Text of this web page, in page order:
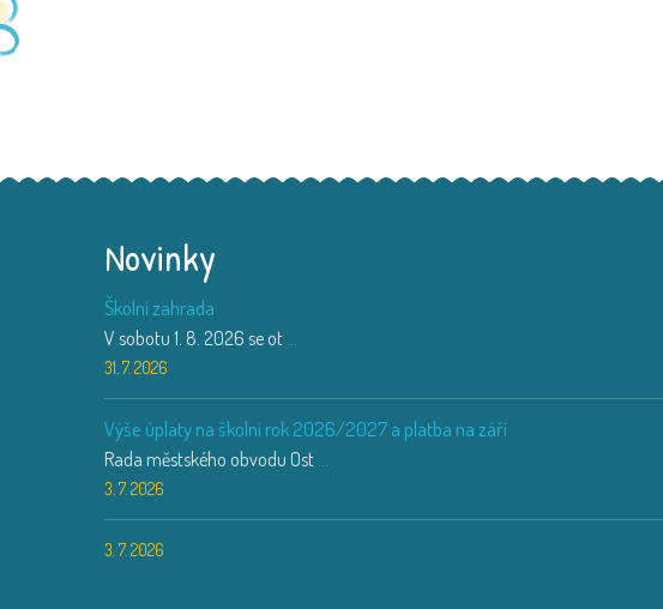
Novinky
Školní zahrada
V sobotu 1. 8. 2026 se ot ...
31. 7. 2026
Výše úplaty na školní rok 2026/2027 a platba na září
Rada městského obvodu Ost ...
3. 7. 2026
3. 7. 2026